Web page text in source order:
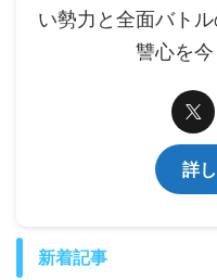
い勢力と全面バト
讐心を
詳
新着記事